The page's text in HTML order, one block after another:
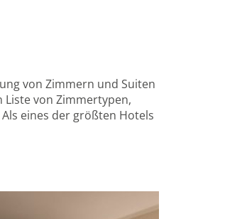
von Zimmern und Suiten
von Zimmertypen,
eines der größten Hotels